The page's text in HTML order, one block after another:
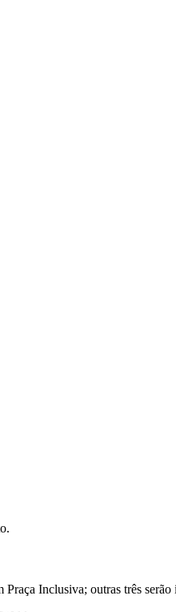
Praça Inclusiva; outras três serão